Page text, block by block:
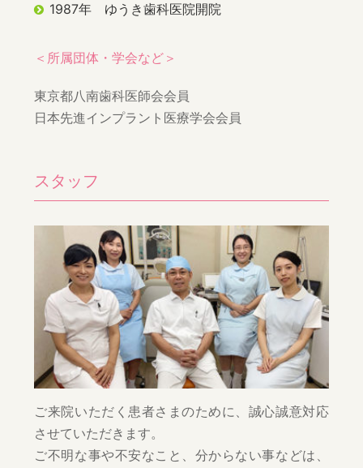
1987年 ゆうき歯科医院開院
＜所属団体・学会など＞
東京都八南歯科医師会会員
日本先進インプラント医療学会会員
スタッフ
ご来院いただく患者さまのために、誠心誠意対応
させていただきます。
ご不明な事や不安なこと、分からない事などは、